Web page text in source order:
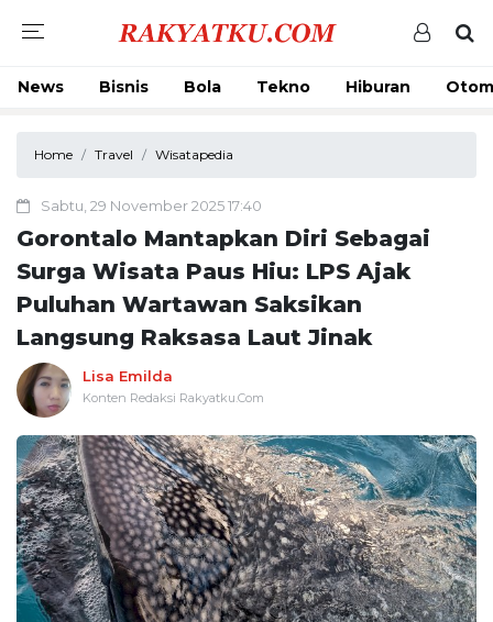
News Bisnis Bola Tekno Hiburan
Home Travel Wisatapedia
Sabtu, 29 November 2025 17:40
Gorontalo Mantapkan Diri Sebagai
Surga Wisata Paus Hiu: LPS Ajak
Puluhan Wartawan Saksikan
Langsung Raksasa Laut Jinak
Lisa Emilda
Konten Redaksi Rakyatku.Com